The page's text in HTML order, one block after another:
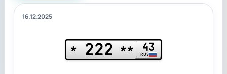
16.12.2025
* 222 ** 43
RUS